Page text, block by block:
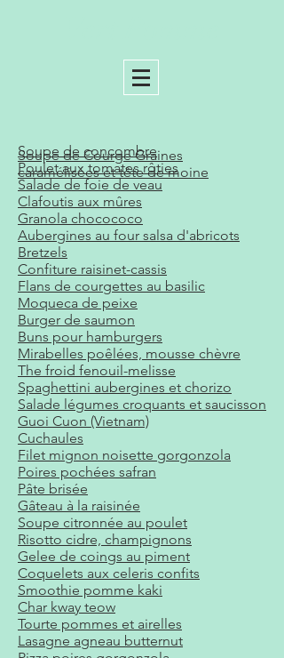
Soupe de Courge Graines
caramélisées et tête de moine
Soupe de concombre
Poulet aux tomates rôties
Salade de foie de veau
Clafoutis aux mûres
Granola chocococo
Aubergines au four salsa d'abricots
Bretzels
Confiture raisinet-cassis
Flans de courgettes au basilic
Moqueca de peixe
Burger de saumon
Buns pour hamburgers
Mirabelles poêlées, mousse chèvre
The froid fenouil-melisse
Spaghettini aubergines et chorizo
Salade légumes croquants et saucisson
Guoi Cuon (Vietnam)
Cuchaules
Filet mignon noisette gorgonzola
Poires pochées safran
​Pâte brisée
​Gâteau à la raisinée
Soupe citronnée au poulet
Risotto cidre, champignons
Gelee de coings au piment
Coquelets aux celeris confits
Smoothie pomme kaki
Char kway teow
Tourte pommes et airelles
Lasagne agneau butternut